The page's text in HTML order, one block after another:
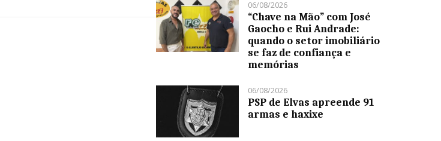
06/08/2026
“Chave na Mão” com José
Gaocho e Rui Andrade:
quando o setor imobiliário
se faz de confiança e
memórias
06/08/2026
PSP de Elvas apreende 91
armas e haxixe